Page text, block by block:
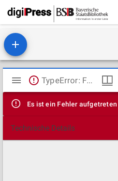
Mirador
Viewer
TypeError: Failed to fetch
Es ist ein Fehler aufgetreten
Technische Details